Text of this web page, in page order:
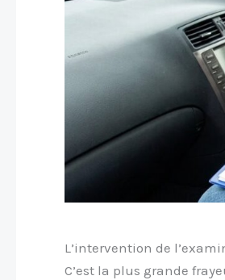
L’intervention de
C’est la plus grande